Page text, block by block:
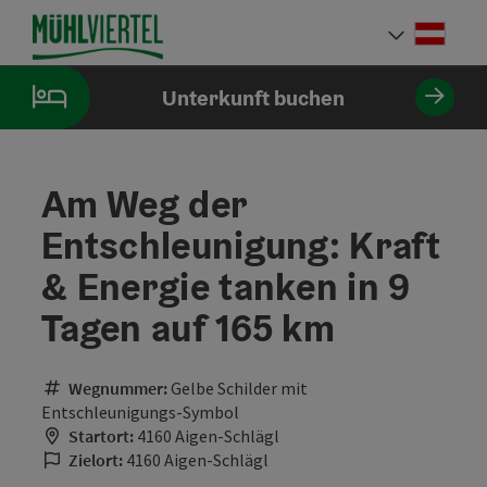
Zum InhaltAccesskey
[0]
Zur Navigation
Zum Seitenanfang
Zur Kontaktseite
Zur SucheAccesskey
[4]
Zum Impressum
Zu den Hinweisen zur Bedienung der Website Accesskey
Zur StartseiteAccesskey
[7]
Unterkunft buchen
Am Weg der
Entschleunigung: Kraft
& Energie tanken in 9
Tagen auf 165 km
Wegnummer: Gelbe Schilder mit
Entschleunigungs-Symbol
Startort: 4160 Aigen-Schlägl
Zielort: 4160 Aigen-Schlägl